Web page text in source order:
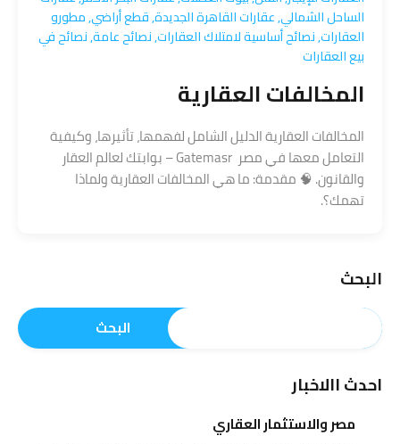
الساحل الشمالي,عقارات القاهرة الجديدة,قطع أراضي,مطورو
العقارات,نصائح أساسية لامتلاك العقارات,نصائح عامة,نصائح في
بيع العقارات
المخالفات العقارية
المخالفات العقارية الدليل الشامل لفهمها، تأثيرها، وكيفية
التعامل معها في مصر Gatemasr – بوابتك لعالم العقار
والقانون. 🧠 مقدمة: ما هي المخالفات العقارية ولماذا
تهمك؟.
البحث
البحث
احدث االاخبار
مصر والاستثمار العقاري